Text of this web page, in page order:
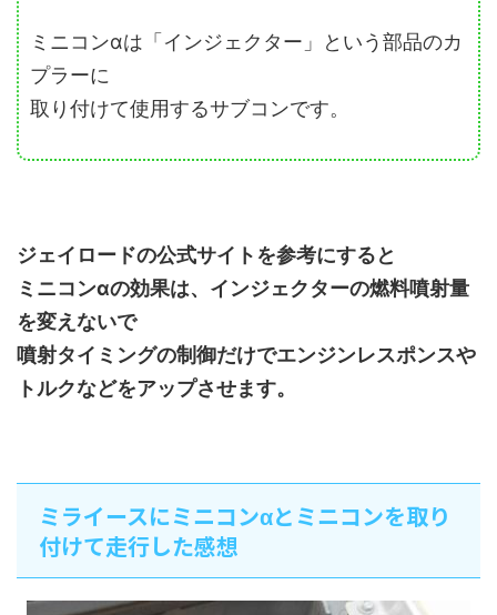
ミニコンαは「インジェクター」という部品のカ
プラーに
取り付けて使用するサブコンです。
ジェイロードの公式サイトを参考にすると
ミニコンαの効果は、インジェクターの燃料噴射量
を変えないで
噴射タイミングの制御だけでエンジンレスポンスや
トルクなどをアップさせます。
ミライースにミニコンαとミニコンを取り
付けて走行した感想